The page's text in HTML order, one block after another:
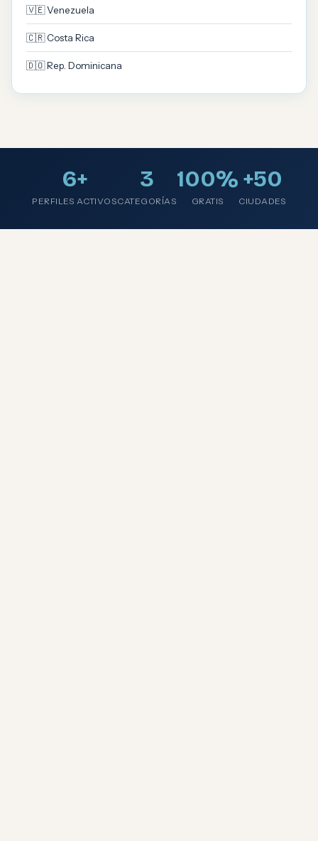
🇻🇪 Venezuela
🇨🇷 Costa Rica
🇩🇴 Rep. Dominicana
6+
PERFILES ACTIVOS
3
CATEGORÍAS
100%
GRATIS
+50
CIUDADES